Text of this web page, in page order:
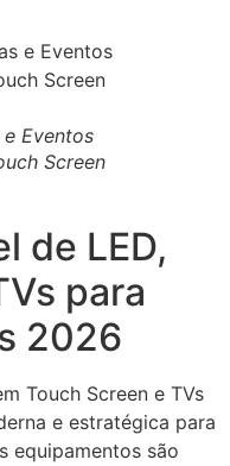
Eventos
Screen
de LED,
para
2026
Touch Screen e TVs
e estratégica para
equipamentos são